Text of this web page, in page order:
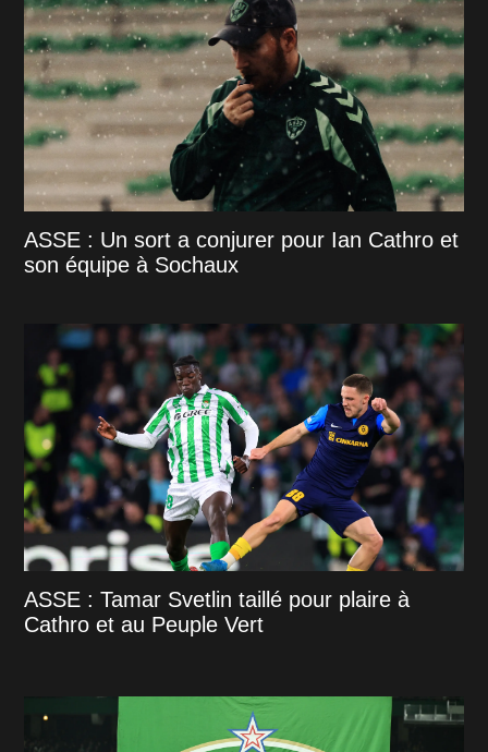
ASSE : Un sort a conjurer pour Ian Cathro et
son équipe à Sochaux
ASSE : Tamar Svetlin taillé pour plaire à
Cathro et au Peuple Vert